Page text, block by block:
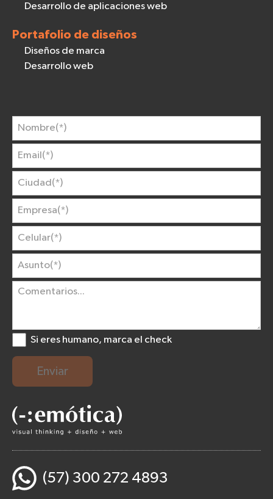
Desarrollo de aplicaciones web
Portafolio de diseños
Diseños de marca
Desarrollo web
Si eres humano, marca el check
Enviar
(57) 300 272 4893